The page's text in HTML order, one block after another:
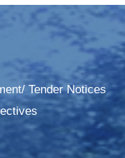
Tender Notices